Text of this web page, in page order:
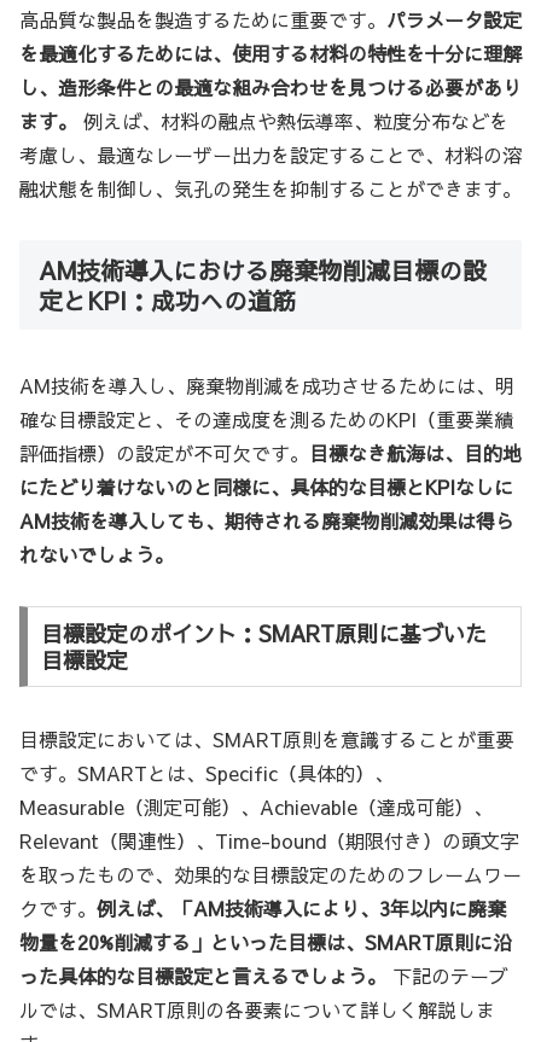
高品質な製品を製造するために重要です。 パラメータ設定
を最適化するためには、使用する材料の特性を十分に理解
し、造形条件との最適な組み合わせを見つける必要があり
ます。
例えば、材料の融点や熱伝導率、粒度分布などを
考慮し、最適なレーザー出力を設定することで、材料の溶
融状態を制御し、気孔の発生を抑制することができます。
AM技術導入における廃棄物削減目標の設
定とKPI：成功への道筋
AM技術を導入し、廃棄物削減を成功させるためには、明
確な目標設定と、その達成度を測るためのKPI（重要業績
評価指標）の設定が不可欠です。 目標なき航海は、目的地
にたどり着けないのと同様に、具体的な目標とKPIなしに
AM技術を導入しても、期待される廃棄物削減効果は得ら
れないでしょう。
目標設定のポイント：SMART原則に基づいた
目標設定
目標設定においては、SMART原則を意識することが重要
です。SMARTとは、Specific（具体的）、
Measurable（測定可能）、Achievable（達成可能）、
Relevant（関連性）、Time-bound（期限付き）の頭文字
を取ったもので、効果的な目標設定のためのフレームワー
クです。 例えば、「AM技術導入により、3年以内に廃棄
物量を20%削減する」といった目標は、SMART原則に沿
った具体的な目標設定と言えるでしょう。
下記のテーブ
ルでは、SMART原則の各要素について詳しく解説しま